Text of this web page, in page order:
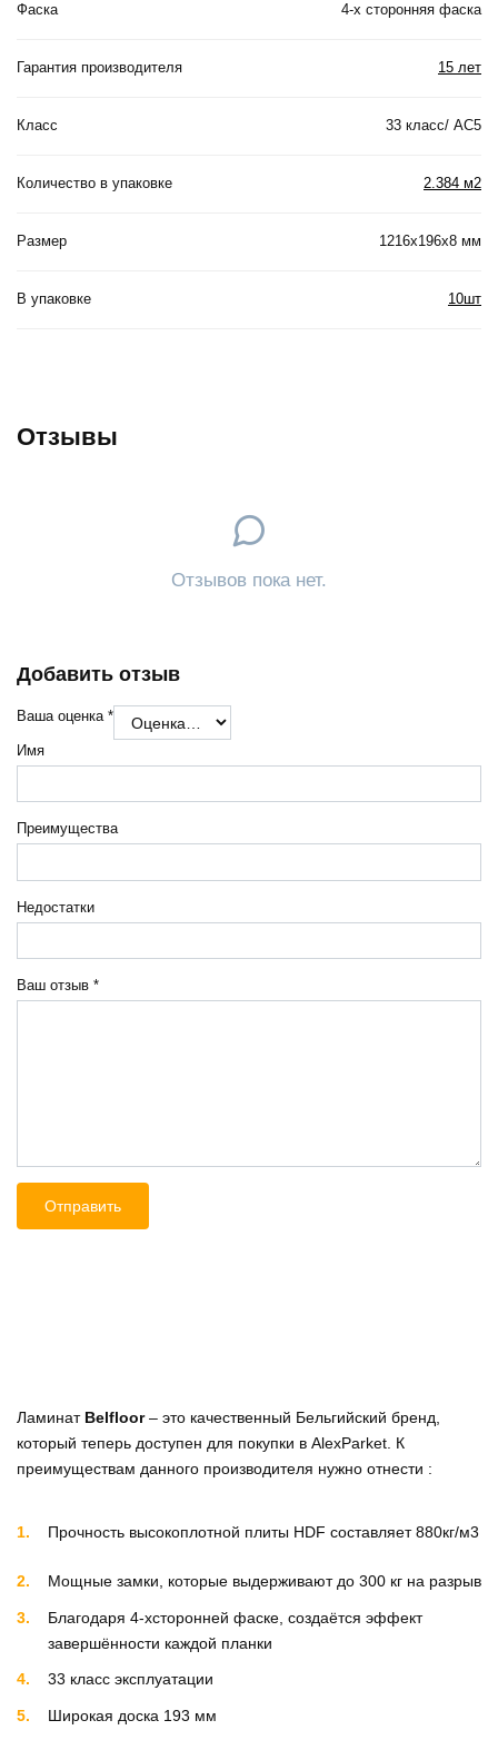
Фаска 4-х сторонняя фаска
Гарантия производителя 15 лет
Класс 33 класс/ АС5
Количество в упаковке 2.384 м2
Размер 1216x196x8 мм
В упаковке 10шт
Отзывы
Отзывов пока нет.
Добавить отзыв
Ваша оценка *
Ваш отзыв *
Имя
Преимущества
Недостатки
Ламинат Belfloor– это качественный Бельгийский бренд,
который теперь доступен для покупки в AlexParket. К
преимуществам данного производителя нужно отнести :
Прочность высокоплотной плиты HDF составляет 880кг/м3
Мощные замки, которые выдерживают до 300 кг на разрыв
Благодаря 4-хсторонней фаске, создаётся эффект
завершённости каждой планки
33 класс эксплуатации
Широкая доска 193 мм